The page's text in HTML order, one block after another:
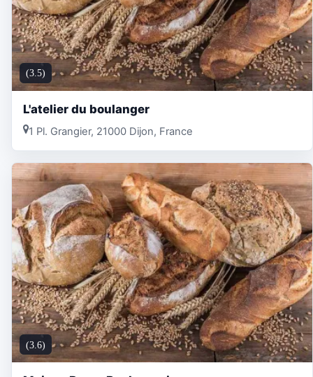
(3.5)
L'atelier du boulanger
1 Pl. Grangier, 21000 Dijon, France
(3.6)